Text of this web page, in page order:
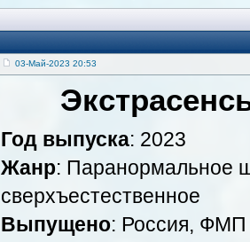
03-Май-2023 20:53
Год выпуска: 2023
Жанр: Паранормальное
сверхъестественное
Выпущено: Россия, ФМП